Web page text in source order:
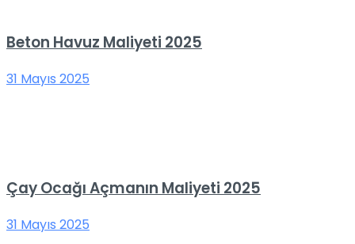
Beton Havuz Maliyeti 2025
31 Mayıs 2025
Çay Ocağı Açmanın Maliyeti 2025
31 Mayıs 2025